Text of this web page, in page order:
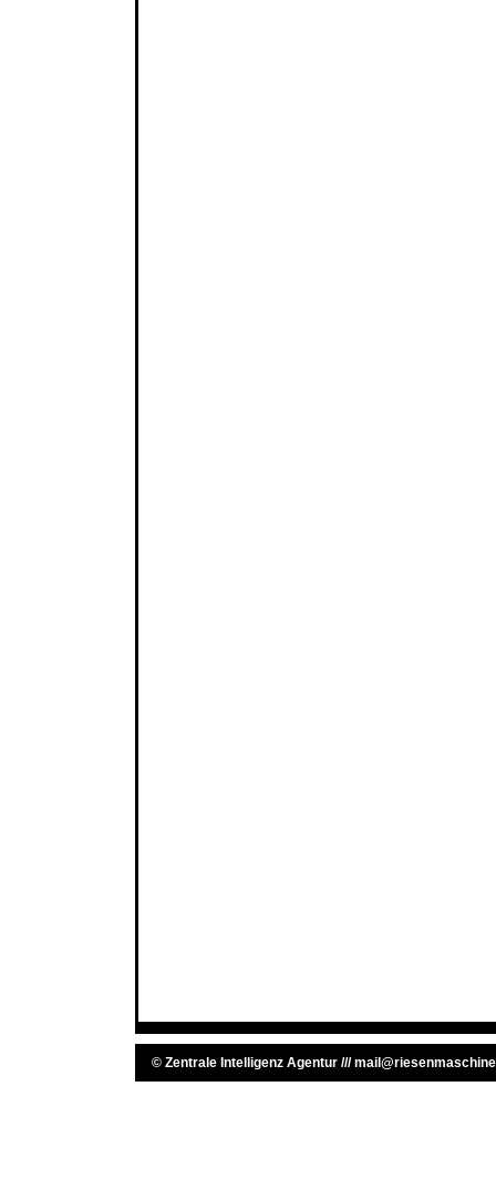
© Zentrale Intelligenz Agentur ///